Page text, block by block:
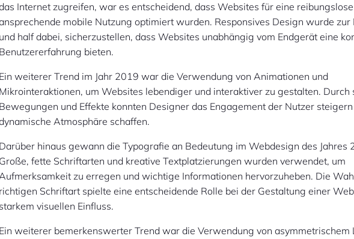
Internet zugreifen, war es entscheidend, dass Websites für eine
mobile Nutzung optimiert wurden. Responsives Design wurde zur
und half dabei, sicherzustellen, dass Websites unabhängig vom Endgerät eine
Benutzererfahrung bieten.
Ein weiterer Trend im Jahr 2019 war die Verwendung von Animationen und
Mikrointeraktionen, um Websites lebendiger und interaktiver zu gestalten. Durch
Bewegungen und Effekte konnten Designer das Engagement der Nutzer
Atmosphäre schaffen.
Darüber hinaus gewann die Typografie an Bedeutung im Webdesign des Jahres
Große, fette Schriftarten und kreative Textplatzierungen wurden verwendet, um
zu erregen und wichtige Informationen hervorzuheben. Die
richtigen Schriftart spielte eine entscheidende Rolle bei der Gestaltung einer
starkem visuellen Einfluss.
Ein weiterer bemerkenswerter Trend war die Verwendung von asymmetrischem